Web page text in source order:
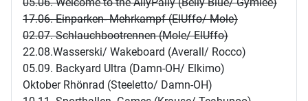
17.06. Einparken- Mehrkampf (ElUffo/ Mole)
02.07. Schlauchbootrennen (Mole/ ElUffo)
22.08.Wasserski/ Wakeboard (Averall/ Rocco)
05.09. Backyard Ultra (Damn-OH/ Elkimo)
Oktober Rhönrad (Steeletto/ Damn-OH)